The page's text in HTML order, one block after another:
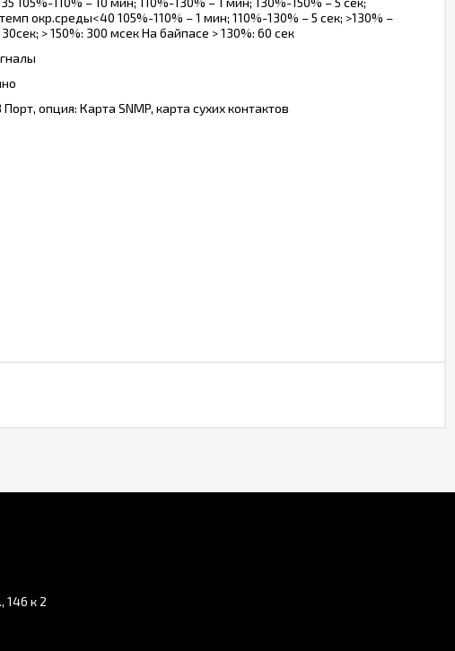
окр.среды<40 105%-110% – 1 мин; 110%-130% – 5 сек; >130% –
> 150%: 300 мсек На байпасе > 130%: 60 сек
опция: Карта SNMP, карта сухих контактов
146 к 2